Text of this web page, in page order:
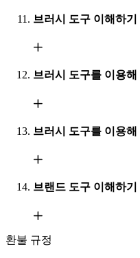
브러시 도구 이해하기
브러시 도구를 이용해
브러시 도구를 이용해
브랜드 도구 이해하기
환불 규정